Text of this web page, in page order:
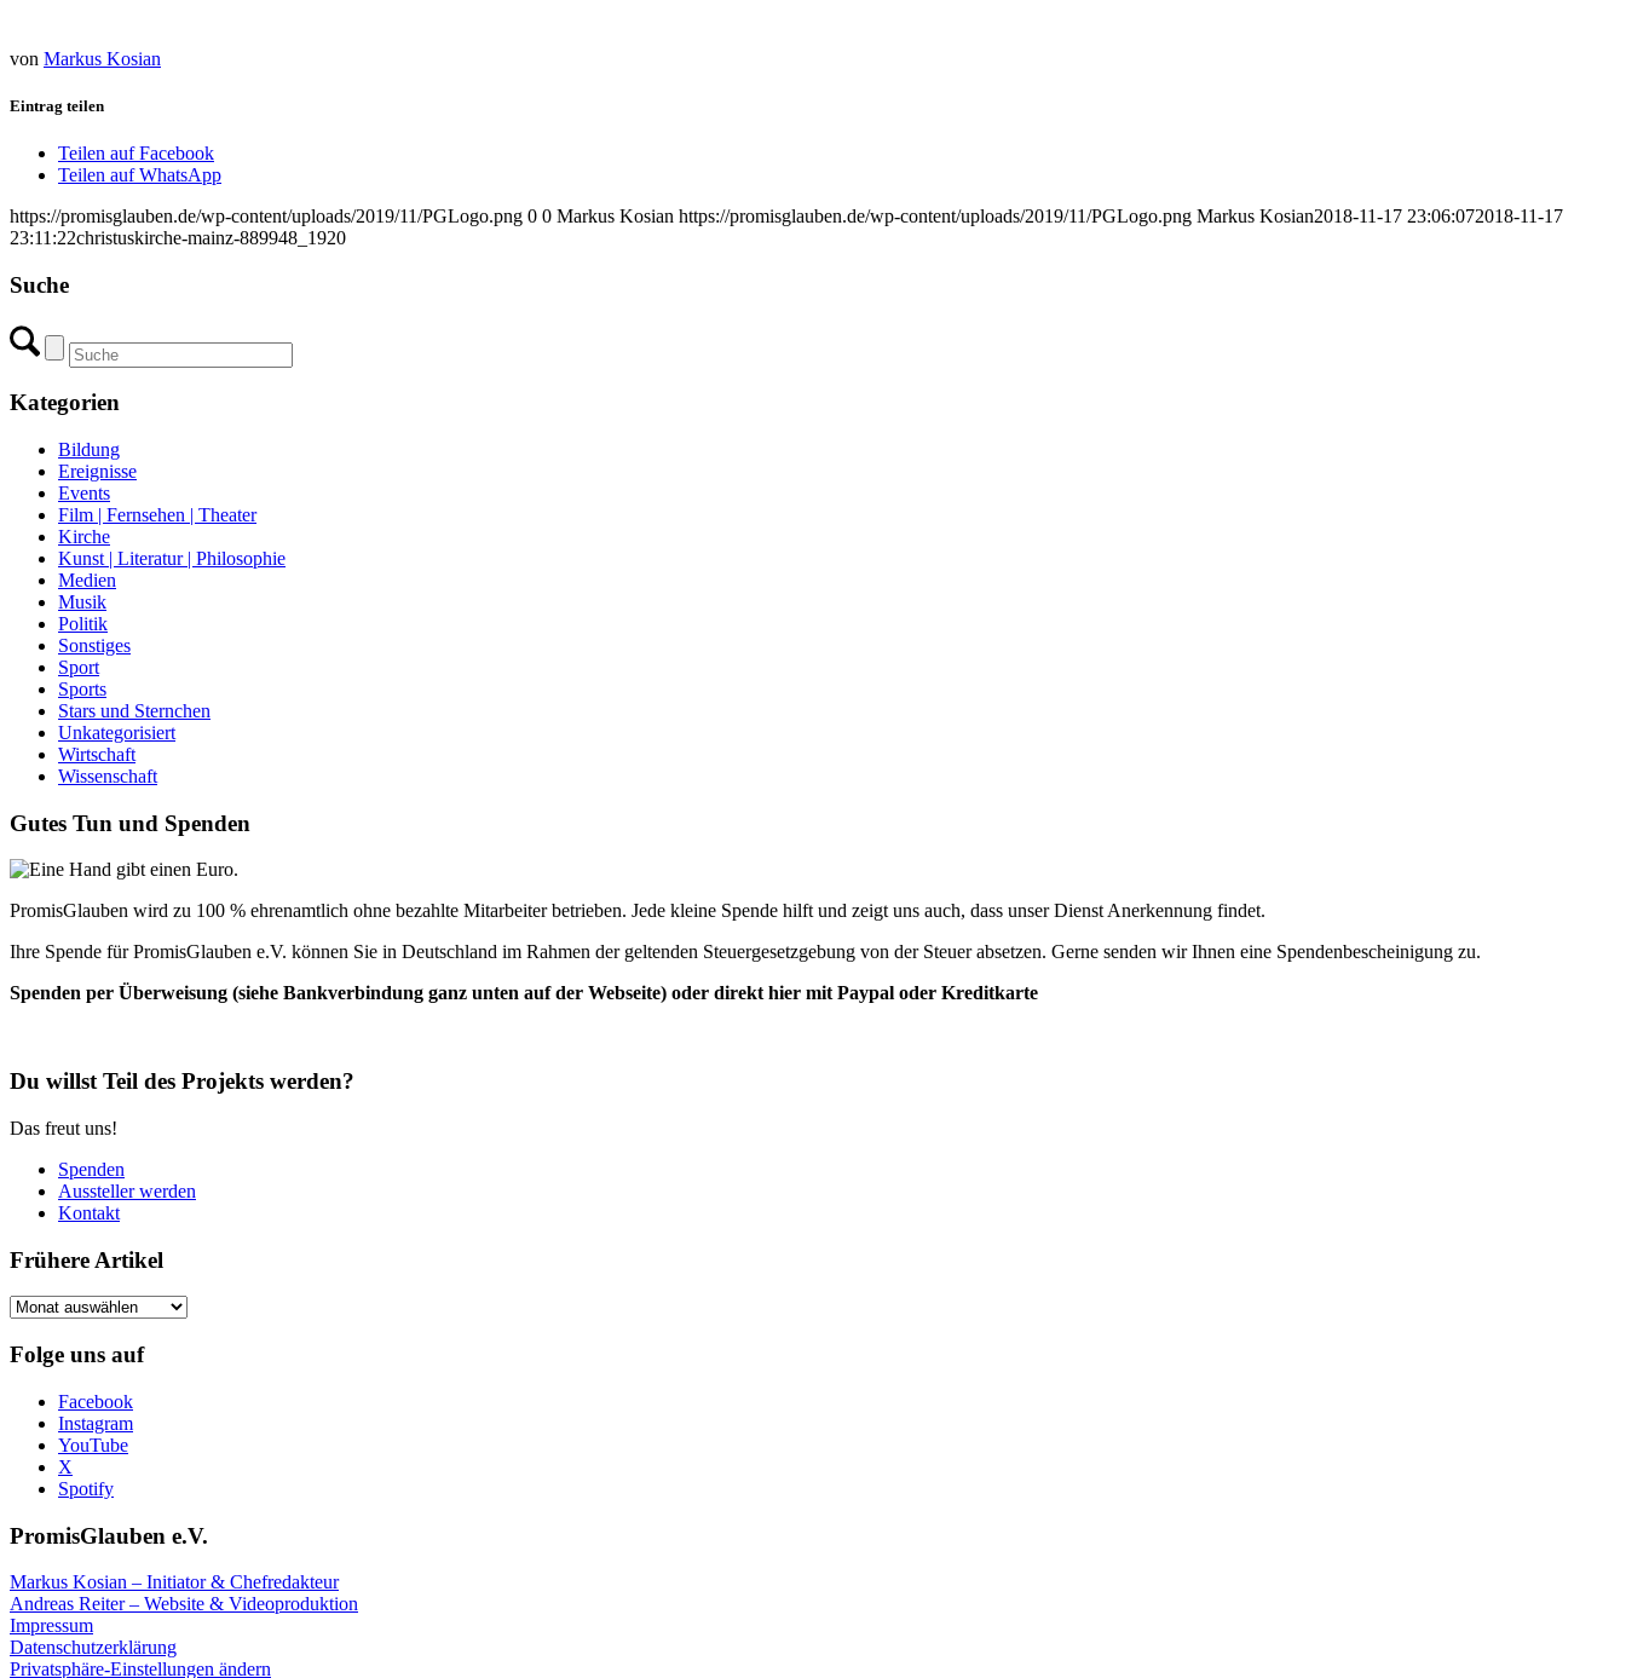
von Markus Kosian
Eintrag teilen
Teilen auf Facebook
Teilen auf WhatsApp
https://promisglauben.de/wp-content/uploads/2019/11/PGLogo.png 0 0 Markus Kosian https://promisglauben.de/wp-content/uploads/2019/11/PGLogo.png Markus Kosian2018-11-17 23:06:072018-11-17
23:11:22christuskirche-mainz-889948_1920
Suche
Kategorien
Bildung
Ereignisse
Events
Film | Fernsehen | Theater
Kirche
Kunst | Literatur | Philosophie
Medien
Musik
Politik
Sonstiges
Sport
Sports
Stars und Sternchen
Unkategorisiert
Wirtschaft
Wissenschaft
Gutes Tun und Spenden
PromisGlauben wird zu 100 % ehrenamtlich ohne bezahlte Mitarbeiter betrieben. Jede kleine Spende hilft und zeigt uns auch, dass unser Dienst Anerkennung findet.
Ihre Spende für PromisGlauben e.V. können Sie in Deutschland im Rahmen der geltenden Steuergesetzgebung von der Steuer absetzen. Gerne senden wir Ihnen eine Spendenbescheinigung zu.
Spenden per Überweisung (siehe Bankverbindung ganz unten auf der Webseite) oder direkt hier mit Paypal oder Kreditkarte
Du willst Teil des Projekts werden?
Das freut uns!
Spenden
Aussteller werden
Kontakt
Frühere Artikel
Frühere
Folge uns auf
Facebook
Instagram
YouTube
X
Spotify
PromisGlauben e.V.
Markus Kosian – Initiator & Chefredakteur
Andreas Reiter – Website & Videoproduktion
Impressum
Datenschutzerklärung
Privatsphäre-Einstellungen ändern